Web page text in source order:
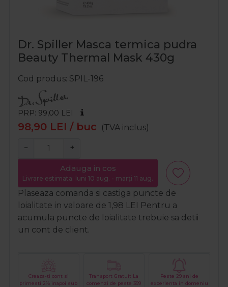
Dr. Spiller Masca termica pudra
Beauty Thermal Mask 430g
Cod produs SPIL-196
PRP: 99,00 LEI
98,90 LEI / buc (TVA inclus)
− +
Adauga in cos
Livrare estimata: luni 10 aug. - marți 11 aug.
Plaseaza comanda si castiga puncte de
loialitate in valoare de 1,98 LEI
Pentru a
acumula puncte de loialitate trebuie sa detii
un cont de client.
Creaza-ti cont si
primesti 2% inapoi sub
Transport Gratuit La
comenzi de peste 399
Peste 29 ani de
experienta in domeniu